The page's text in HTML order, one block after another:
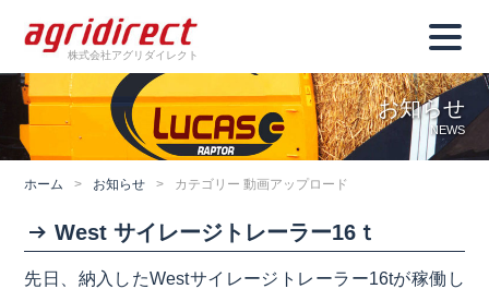
株式会社アグリダイレクト
お知らせ
NEWS
ホーム > お知らせ > カテゴリー 動画アップロード
West サイレージトレーラー16ｔ
先日、納入したWestサイレージトレーラー16tが稼働し